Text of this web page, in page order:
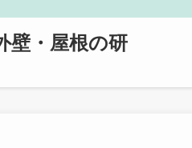
壁・屋根の研